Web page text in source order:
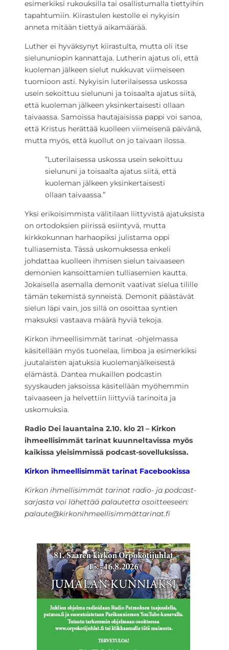
esimerkiksi rukouksilla tai osallistumalla tiettyihin
tapahtumiin. Kiirastulen kestolle ei nykyisin
anneta mitään tiettyä aikamäärää.
Luther ei hyväksynyt kiirastulta, mutta oli itse
sielununiopin kannattaja. Lutherin ajatus oli, että
kuoleman jälkeen sielut nukkuvat viimeiseen
tuomioon asti. Nykyisin luterilaisessa uskossa
usein sekoittuu sielununi ja toisaalta ajatus siitä,
että kuoleman jälkeen yksinkertaisesti ollaan
taivaassa. Samoissa hautajaisissa pappi voi sanoa,
että Kristus herättää kuolleen viimeisenä päivänä,
mutta myös, että kuollut on jo taivaan ilossa.
”Luterilaisessa uskossa usein sekoittuu
sielununi ja toisaalta ajatus siitä, että
kuoleman jälkeen yksinkertaisesti
ollaan taivaassa.”
Yksi erikoisimmista välitilaan liittyvistä ajatuksista
on ortodoksien piirissä esiintyvä, mutta
kirkkokunnan harhaopiksi julistama oppi
tulliasemista. Tässä uskomuksessa enkeli
johdattaa kuolleen ihmisen sielun taivaaseen
demonien kansoittamien tulliasemien kautta.
Jokaisella asemalla demonit vaativat sielua tilille
tämän tekemistä synneistä. Demonit päästävät
sielun läpi vain, jos sillä on osoittaa syntien
maksuksi vastaava määrä hyviä tekoja.
Kirkon ihmeellisimmät tarinat -ohjelmassa
käsitellään myös tuonelaa, limboa ja esimerkiksi
juutalaisten ajatuksia kuolemanjälkeisestä
elämästä. Dantea mukaillen podcastin
syyskauden jaksoissa käsitellään myöhemmin
taivaaseen ja helvettiin liittyviä tarinoita ja
uskomuksia.
Radio Dei lauantaina 2.10. klo 21 – Kirkon
ihmeellisimmät tarinat kuunneltavissa myös
kaikissa yleisimmissä podcast-sovelluksissa.
Kirkon ihmeellisimmät tarinat Facebookissa
Kirkon ihmellisimmät tarinat radio- ja podcast-
sarjasta voi lähettää palautetta osoitteeseen:
palaute@kirkonihmeellisimmättarinat.fi